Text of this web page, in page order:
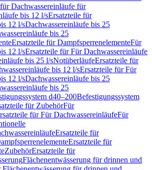
Dachwassereinläufe für
bis 12 l/sErsatzteile für
12 l/sDachwassereinläufe bis 25
bis 25
Ersatzteile für DampfsperrenelementeFür
12 l/sErsatzteile für Für Dachwassereinläufe
bis 25 l/sNotüberläufeErsatzteile für
bis 12 l/sErsatzteile für Für
12 l/sDachwassereinläufe bis 25
bis 25
d40–200Befestigungssystem
für ZubehörFür
für Für DachwassereinläufeFür
Ersatzteile für
Ersatzteile für
ZubehörErsatzteile für
Flächenentwässerung für drinnen und